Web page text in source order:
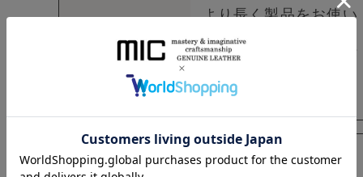
より長く製品をお使い
革小物のお手入れ方法
ご紹介いたします。
ギフトラッピング